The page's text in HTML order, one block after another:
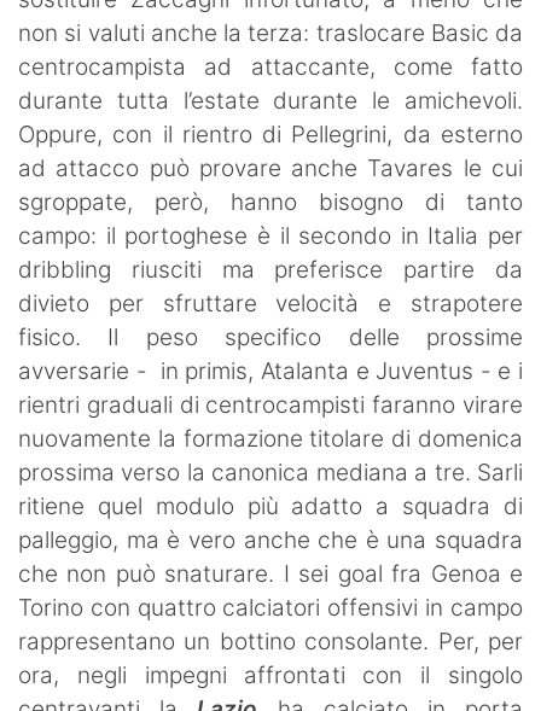
non si valuti anche la terza: traslocare Basic da
centrocampista ad attaccante, come fatto
durante tutta l’estate durante le amichevoli.
Oppure, con il rientro di Pellegrini, da esterno
ad attacco può provare anche Tavares le cui
sgroppate, però, hanno bisogno di tanto
campo: il portoghese è il secondo in Italia per
dribbling riusciti ma preferisce partire da
divieto per sfruttare velocità e strapotere
fisico. Il peso specifico delle prossime
avversarie - in primis, Atalanta e Juventus - e i
rientri graduali di centrocampisti faranno virare
nuovamente la formazione titolare di domenica
prossima verso la canonica mediana a tre. Sarli
ritiene quel modulo più adatto a squadra di
palleggio, ma è vero anche che è una squadra
che non può snaturare. I sei goal fra Genoa e
Torino con quattro calciatori offensivi in campo
rappresentano un bottino consolante. Per, per
ora, negli impegni affrontati con il singolo